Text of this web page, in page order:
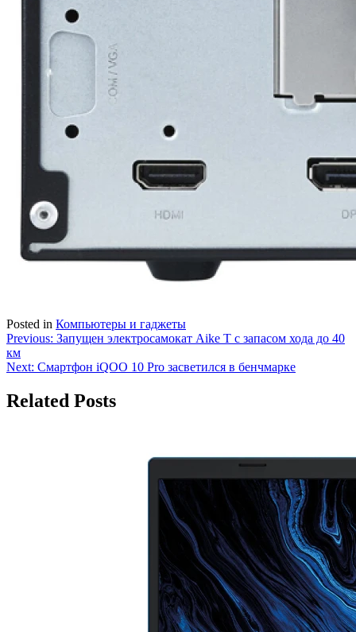
Posted in Компьютеры и гаджеты
Навигация
по
Previous: Запущен электросамокат Aike T с запасом хода до 40
км
Next: Смартфон iQOO 10 Pro засветился в бенчмарке
Related Posts